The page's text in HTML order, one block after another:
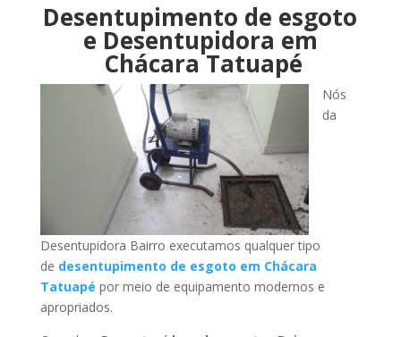
Desentupimento de esgoto
e Desentupidora em
Chácara Tatuapé
Nós
da
Desentupidora Bairro executamos qualquer tipo
de desentupimento de esgoto em Chácara
Tatuapé por meio de equipamento modernos e
apropriados.